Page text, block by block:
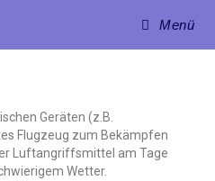
Menü
Geräten (z.B.
Flugzeug zum Bekämpfen
Luftangriffsmittel am Tage
Wetter.